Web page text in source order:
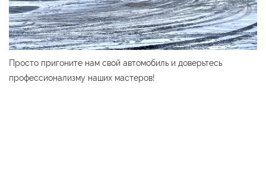
Просто пригоните нам свой автомобиль и доверьтесь
профессионализму наших мастеров!